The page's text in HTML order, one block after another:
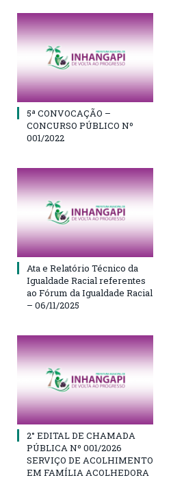
5ª CONVOCAÇÃO –
CONCURSO PÚBLICO Nº
001/2022
Ata e Relatório Técnico da
Igualdade Racial referentes
ao Fórum da Igualdade Racial
– 06/11/2025
2° EDITAL DE CHAMADA
PÚBLICA Nº 001/2026
SERVIÇO DE ACOLHIMENTO
EM FAMÍLIA ACOLHEDORA